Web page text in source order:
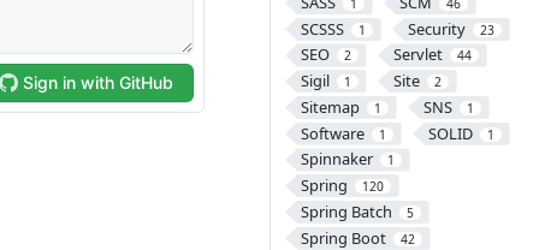
1 46
SCSSS 1 Security 23
SEO 2 Servlet 44
Sigil 1 Site 2
Sitemap 1 SNS 1
Software 1 SOLID 1
Spinnaker 1
Spring 120
Spring Batch 5
Spring Boot 42